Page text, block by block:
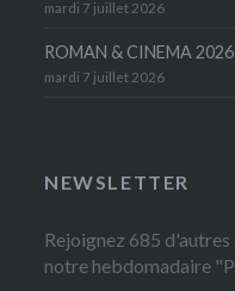
mardi 7 juillet 2026
ROMAN & CINEMA 2026
mardi 7 juillet 2026
NEWSLETTER
Rejoignez 685
notre hebdomadaire